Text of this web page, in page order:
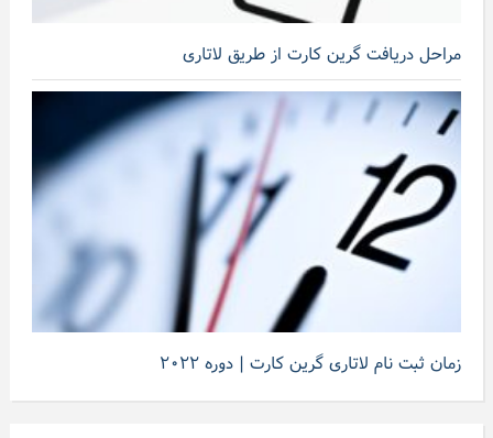
مراحل دریافت گرین کارت از طریق لاتاری
زمان ثبت نام لاتاری گرین کارت | دوره ۲۰۲۲